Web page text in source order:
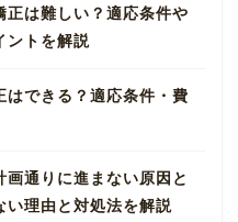
正は難しい？適応条件や
ントを解説
はできる？適応条件・費
通りに進まない原因と
い理由と対処法を解説